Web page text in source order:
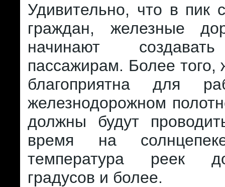
Удивительно, что в пик
граждан, железные
начинают
пассажирам. Более того,
благоприятна для
железнодорожном
должны будут
время на
температура реек
градусов и более.